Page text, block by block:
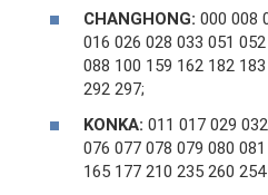
CHANGHONG: 000 008
016 026 028 033 051
088 100 159 162 182
292 297;
KONKA: 011 017 029
076 077 078 079 080
165 177 210 235 260